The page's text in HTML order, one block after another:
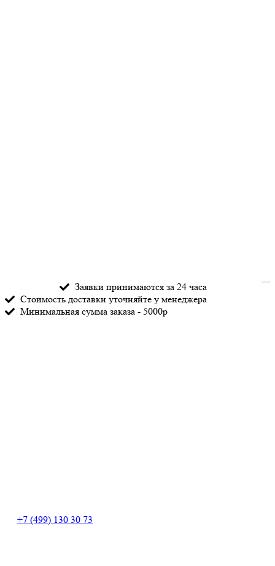
Заявки принимаются за 24 часа
Стоимость доставки уточняйте у менеджера
Минимальная сумма заказа - 5000р
+7 (499) 130 30 73